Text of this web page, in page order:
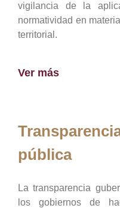
vigilancia de la
normatividad en
territorial.
Ver más
pública
La transparencia
los gobiernos de